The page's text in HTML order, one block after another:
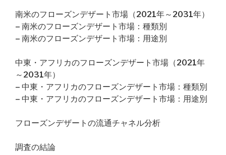
南米のフローズンデザート市場（2021年～2031年）
– 南米のフローズンデザート市場：種類別
– 南米のフローズンデザート市場：用途別
中東・アフリカのフローズンデザート市場（2021年
～2031年）
– 中東・アフリカのフローズンデザート市場：種類別
– 中東・アフリカのフローズンデザート市場：用途別
フローズンデザートの流通チャネル分析
調査の結論